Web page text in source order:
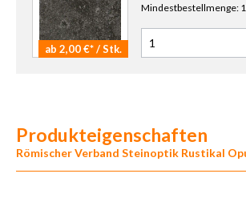
ab 2,00 €* / Stk.
Mindestbestellmenge: 1
Anzahl Muster
Produkteigenschaften
Römischer Verband Steinoptik Rustikal